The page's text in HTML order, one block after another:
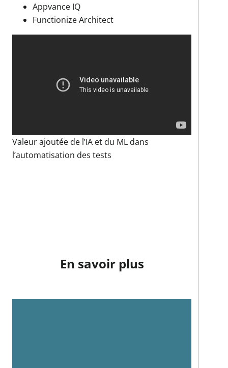
Appvance IQ
Functionize Architect
Valeur ajoutée de l’IA et du ML dans
l’automatisation des tests
En savoir plus